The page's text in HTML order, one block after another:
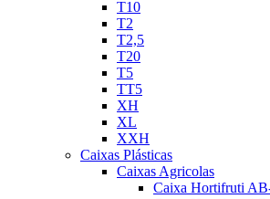
T10
T2
T2,5
T20
T5
TT5
XH
XL
XXH
Caixas Plásticas
Caixas Agricolas
Caixa Hortifruti